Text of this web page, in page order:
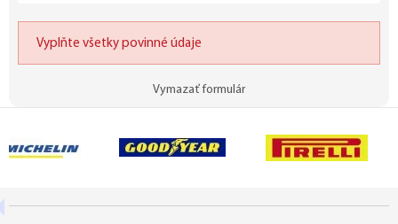
Vyplňte všetky povinné údaje
Vymazať formulár